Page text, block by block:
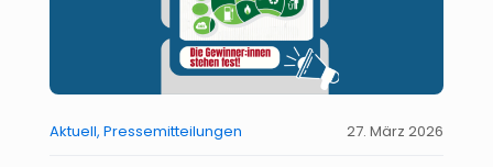
Aktuell Pressemitteilungen 27. März 2026